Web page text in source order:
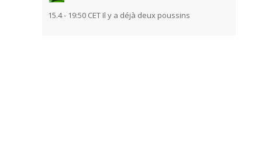
15.4 - 19:50 CET Il y a déjà deux poussins